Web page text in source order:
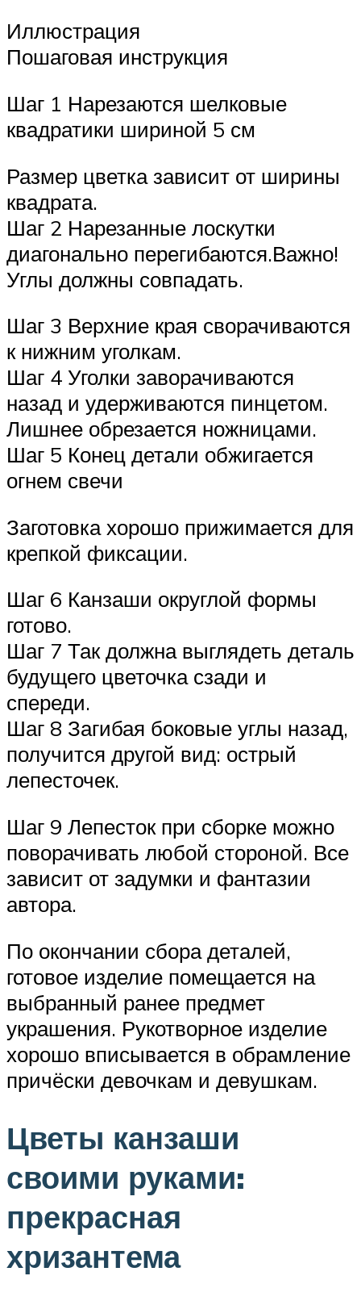
Иллюстрация
Пошаговая инструкция
Шаг 1 Нарезаются шелковые
квадратики шириной 5 см
Размер цветка зависит от ширины
квадрата.
Шаг 2 Нарезанные лоскутки
диагонально перегибаются.Важно!
Углы должны совпадать.
Шаг 3 Верхние края сворачиваются
к нижним уголкам.
Шаг 4 Уголки заворачиваются
назад и удерживаются пинцетом.
Лишнее обрезается ножницами.
Шаг 5 Конец детали обжигается
огнем свечи
Заготовка хорошо прижимается для
крепкой фиксации.
Шаг 6 Канзаши округлой формы
готово.
Шаг 7 Так должна выглядеть деталь
будущего цветочка сзади и
спереди.
Шаг 8 Загибая боковые углы назад,
получится другой вид: острый
лепесточек.
Шаг 9 Лепесток при сборке можно
поворачивать любой стороной. Все
зависит от задумки и фантазии
автора.
По окончании сбора деталей,
готовое изделие помещается на
выбранный ранее предмет
украшения. Рукотворное изделие
хорошо вписывается в обрамление
причёски девочкам и девушкам.
Цветы канзаши
своими руками:
прекрасная
хризантема